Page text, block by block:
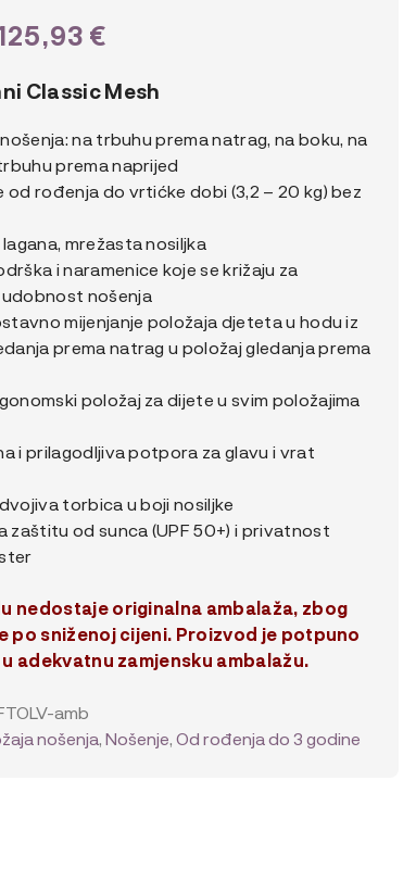
€.
€
Classic Mesh
na trbuhu prema natrag, na boku, na
prema naprijed
od rođenja do vrtićke dobi (3,2 – 20 kg) bez
mrežasta nosiljka
i naramenice koje se križaju za
nošenja
mijenjanje položaja djeteta u hodu iz
prema natrag u položaj gledanja prema
položaj za dijete u svim položajima
i prilagodljiva potpora za glavu i vrat
torbica u boji nosiljke
zaštitu od sunca (UPF 50+) i privatnost
nedostaje originalna ambalaža, zbog
po sniženoj cijeni. Proizvod je potpuno
adekvatnu zamjensku ambalažu.
amb
nošenja,Nošenje,Od rođenja do 3 godine